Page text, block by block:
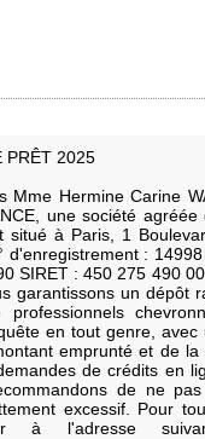
PRÊT 2025
Mme Hermine Carine
une société
à Paris, 1
d'enregistrement :
SIRET : 450 275 490
garantissons un dépôt
en tout genre,
emprunté et de
de crédits en
de ne
excessif. Pour
à l'adresse